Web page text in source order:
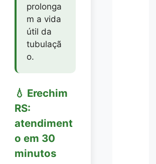
prolonga
m a vida
útil da
tubulaçã
o.
💧 Erechim
RS:
atendiment
o em 30
minutos